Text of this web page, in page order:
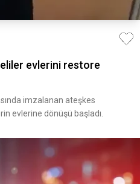
evlerini restore
imzalanan ateşkes
evlerine dönüşü başladı.